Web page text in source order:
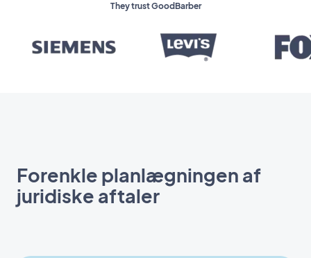
They trust GoodBarber
Forenkle planlægningen af
juridiske aftaler